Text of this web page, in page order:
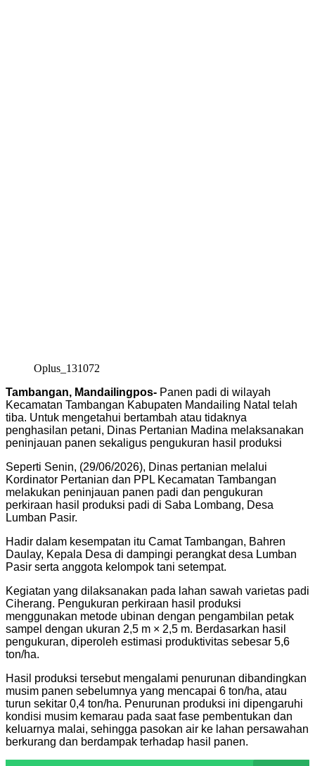
Oplus_131072
Tambangan, Mandailingpos- Panen padi di wilayah
Kecamatan Tambangan Kabupaten Mandailing Natal telah
tiba. Untuk mengetahui bertambah atau tidaknya
penghasilan petani, Dinas Pertanian Madina melaksanakan
peninjauan panen sekaligus pengukuran hasil produksi
Seperti Senin, (29/06/2026), Dinas pertanian melalui
Kordinator Pertanian dan PPL Kecamatan Tambangan
melakukan peninjauan panen padi dan pengukuran
perkiraan hasil produksi padi di Saba Lombang, Desa
Lumban Pasir.
Hadir dalam kesempatan itu Camat Tambangan, Bahren
Daulay, Kepala Desa di dampingi perangkat desa Lumban
Pasir serta anggota kelompok tani setempat.
Kegiatan yang dilaksanakan pada lahan sawah varietas padi
Ciherang. Pengukuran perkiraan hasil produksi
menggunakan metode ubinan dengan pengambilan petak
sampel dengan ukuran 2,5 m × 2,5 m. Berdasarkan hasil
pengukuran, diperoleh estimasi produktivitas sebesar 5,6
ton/ha.
Hasil produksi tersebut mengalami penurunan dibandingkan
musim panen sebelumnya yang mencapai 6 ton/ha, atau
turun sekitar 0,4 ton/ha. Penurunan produksi ini dipengaruhi
kondisi musim kemarau pada saat fase pembentukan dan
keluarnya malai, sehingga pasokan air ke lahan persawahan
berkurang dan berdampak terhadap hasil panen.